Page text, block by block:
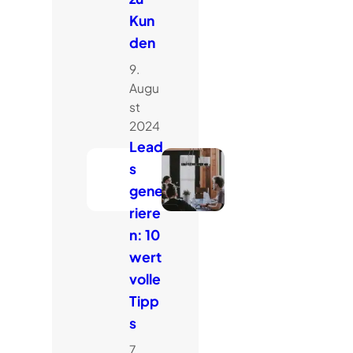
Kun
den
9.
Augu
st
2024
Lead
s
gene
riere
n: 10
wert
volle
Tipp
s
7.